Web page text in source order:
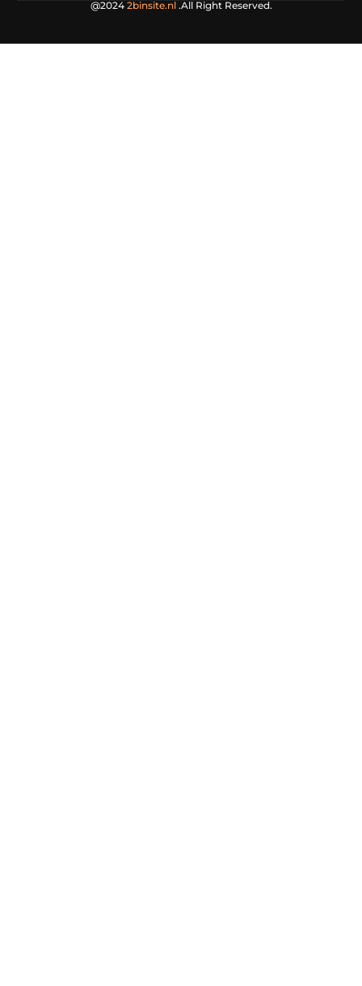
@2024 2binsite.nl.All Right Reserved.